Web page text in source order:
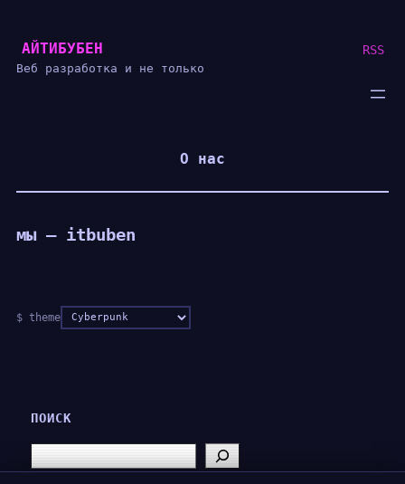
к
содержимому
АЙТИБУБЕН
Веб разработка и не только
RSS
О нас
мы — itbuben
$ themeЦветовая
ПОИСК
Search